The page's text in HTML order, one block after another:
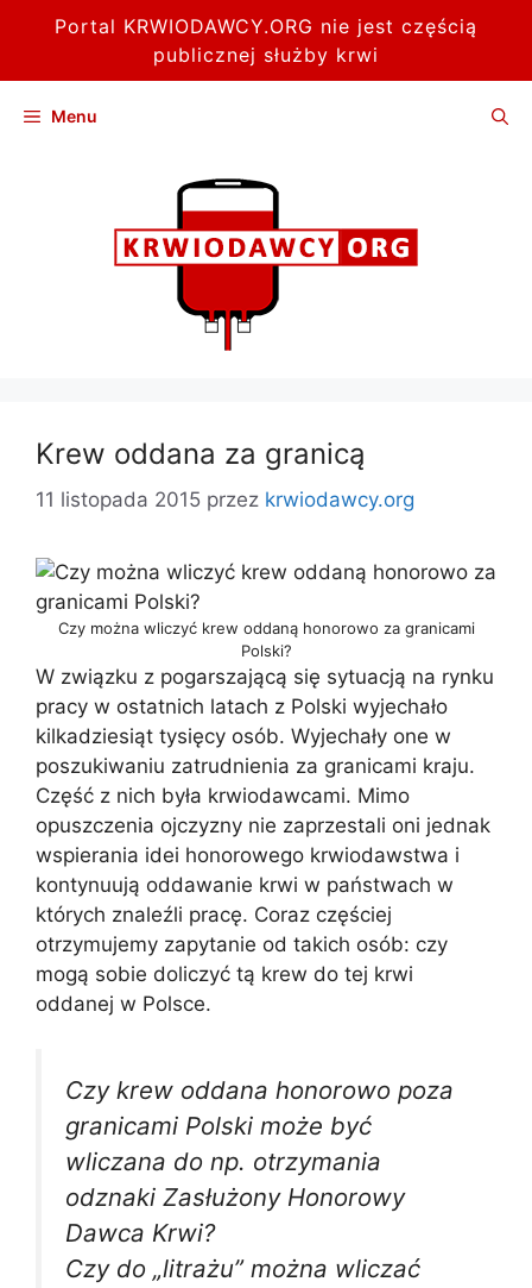
Portal KRWIODAWCY.ORG nie jest częścią
publicznej służby krwi
Menu
Krew oddana za granicą
11 listopada 2015 przez krwiodawcy.org
Czy można wliczyć krew oddaną honorowo za granicami
Polski?
W związku z pogarszającą się sytuacją na rynku
pracy w ostatnich latach z Polski wyjechało
kilkadziesiąt tysięcy osób. Wyjechały one w
poszukiwaniu zatrudnienia za granicami kraju.
Część z nich była krwiodawcami. Mimo
opuszczenia ojczyzny nie zaprzestali oni jednak
wspierania idei honorowego krwiodawstwa i
kontynuują oddawanie krwi w państwach w
których znaleźli pracę. Coraz częściej
otrzymujemy zapytanie od takich osób: czy
mogą sobie doliczyć tą krew do tej krwi
oddanej w Polsce.
Czy krew oddana honorowo poza
granicami Polski może być
wliczana do np. otrzymania
odznaki Zasłużony Honorowy
Dawca Krwi?
Czy do „litrażu” można wliczać